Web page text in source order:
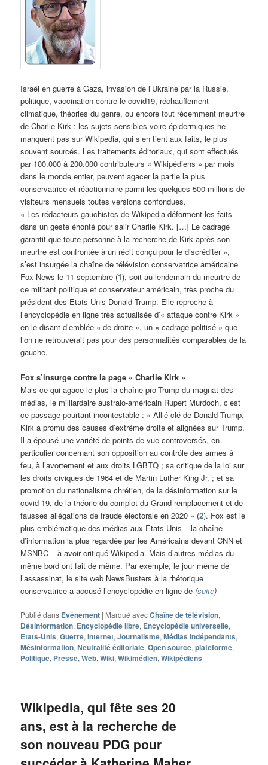
Israël en guerre à Gaza, invasion de l’Ukraine par la Russie,
politique, vaccination contre le covid19, réchauffement
climatique, théories du genre, ou encore tout récemment meurtre
de Charlie Kirk : les sujets sensibles voire épidermiques ne
manquent pas sur Wikipedia, qui s’en tient aux faits, le plus
souvent sourcés. Les traitements éditoriaux, qui sont effectués
par 100.000 à 200.000 contributeurs « Wikipédiens » par mois
dans le monde entier, peuvent agacer la partie la plus
conservatrice et réactionnaire parmi les quelques 500 millions de
visiteurs mensuels toutes versions confondues.
« Les rédacteurs gauchistes de Wikipedia déforment les faits
dans un geste éhonté pour salir Charlie Kirk. […] Le cadrage
garantit que toute personne à la recherche de Kirk après son
meurtre est confrontée à un récit conçu pour le discréditer »,
s’est insurgée la chaîne de télévision conservatrice américaine
Fox News le 11 septembre (1), soit au lendemain du meurtre de
ce militant politique et conservateur américain, très proche du
président des Etats-Unis Donald Trump. Elle reproche à
l’encyclopédie en ligne très actualisée d’« attaque contre Kirk »
en le disant d’emblée « de droite », un « cadrage politisé » que
l’on ne retrouverait pas pour des personnalités comparables de la
gauche.
Fox s’insurge contre la page « Charlie Kirk »
Mais ce qui agace le plus la chaîne pro-Trump du magnat des
médias, le milliardaire australo-américain Rupert Murdoch, c’est
ce passage pourtant incontestable : « Allié-clé de Donald Trump,
Kirk a promu des causes d’extrême droite et alignées sur Trump.
Il a épousé une variété de points de vue controversés, en
particulier concernant son opposition au contrôle des armes à
feu, à l’avortement et aux droits LGBTQ ; sa critique de la loi sur
les droits civiques de 1964 et de Martin Luther King Jr. ; et sa
promotion du nationalisme chrétien, de la désinformation sur le
covid-19, de la théorie du complot du Grand remplacement et de
fausses allégations de fraude électorale en 2020 » (2). Fox est le
plus emblématique des médias aux Etats-Unis – la chaîne
d’information la plus regardée par les Américains devant CNN et
MSNBC – à avoir critiqué Wikipedia. Mais d’autres médias du
même bord ont fait de même. Par exemple, le jour même de
l’assassinat, le site web NewsBusters à la rhétorique
conservatrice a accusé l’encyclopédie en ligne de(suite)
Publié dans Evénement | Marqué avecChaîne de télévision,
Désinformation, Encyclopédie libre, Encyclopédie universelle,
Etats-Unis,Guerre,Internet,Journalisme,Médias indépendants,
Mésinformation,Neutralité éditoriale,Open source,plateforme,
Politique, Presse,Web,Wiki,Wikimédien,Wikipédiens
Wikipedia, qui fête ses 20
ans, est à la recherche de
son nouveau PDG pour